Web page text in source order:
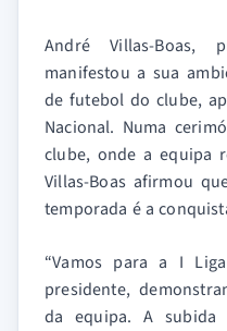
André Villas-Boas,
manifestou a sua
de futebol do clube,
Nacional. Numa
clube, onde a equipa
Villas-Boas afirmou
temporada é a
“Vamos para a I
presidente,
da equipa. A subida